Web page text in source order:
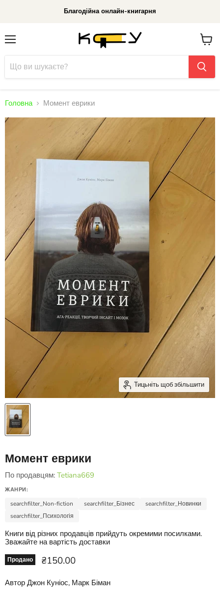
Благодійна онлайн-книгарня
До
Головна Момент еврики
Тицьніть щоб збільшити
Момент еврики
По продавцям: Tetiana669
ЖАНРИ:
searchfilter_Non-fiction searchfilter_Бізнес
searchfilter_Новинки
searchfilter_Психологія
Книги від різних продавців прийдуть окремими посилками.
Зважайте на вартість доставки
Продано Ціна зараз
₴150.00
Автор Джон Куніос, Марк Біман